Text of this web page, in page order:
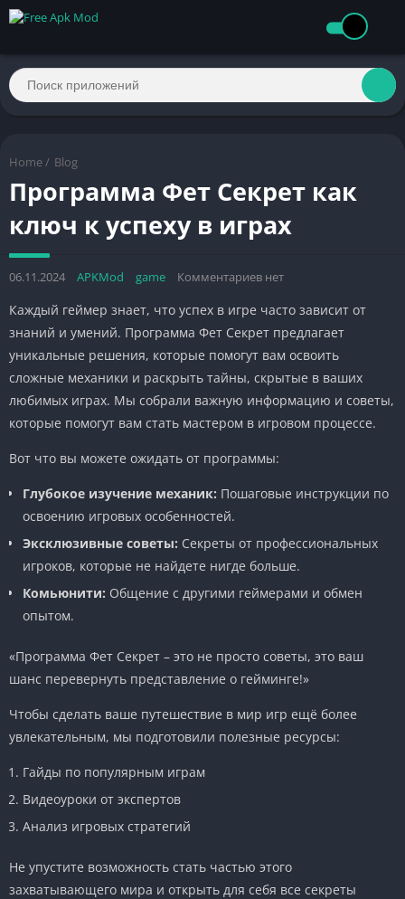
Home / Blog
Программа Фет Секрет как
ключ к успеху в играх
06.11.2024 APKMod game Комментариев нет
Каждый геймер знает, что успех в игре часто зависит от
знаний и умений. Программа Фет Секрет предлагает
уникальные решения, которые помогут вам освоить
сложные механики и раскрыть тайны, скрытые в ваших
любимых играх. Мы собрали важную информацию и советы,
которые помогут вам стать мастером в игровом процессе.
Вот что вы можете ожидать от программы:
Глубокое изучение механик: Пошаговые инструкции по
освоению игровых особенностей.
Эксклюзивные советы: Секреты от профессиональных
игроков, которые не найдете нигде больше.
Комьюнити: Общение с другими геймерами и обмен
опытом.
«Программа Фет Секрет – это не просто советы, это ваш
шанс перевернуть представление о гейминге!»
Чтобы сделать ваше путешествие в мир игр ещё более
увлекательным, мы подготовили полезные ресурсы:
Гайды по популярным играм
Видеоуроки от экспертов
Анализ игровых стратегий
Не упустите возможность стать частью этого
захватывающего мира и открыть для себя все секреты